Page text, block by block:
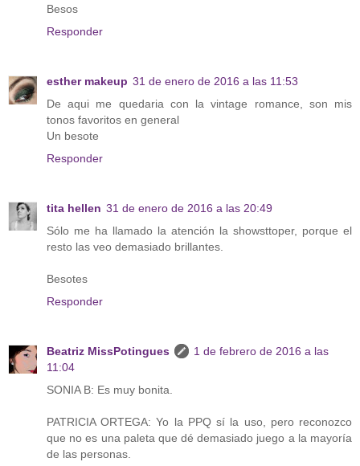
Besos
Responder
esther makeup 31 de enero de 2016 a las 11:53
De aqui me quedaria con la vintage romance, son mis
tonos favoritos en general
Un besote
Responder
tita hellen 31 de enero de 2016 a las 20:49
Sólo me ha llamado la atención la showsttoper, porque el
resto las veo demasiado brillantes.
Besotes
Responder
Beatriz MissPotingues
1 de febrero de 2016 a las
11:04
SONIA B: Es muy bonita.
PATRICIA ORTEGA: Yo la PPQ sí la uso, pero reconozco
que no es una paleta que dé demasiado juego a la mayoría
de las personas.